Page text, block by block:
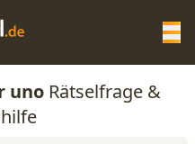
HILFE
unoRätselfrage &